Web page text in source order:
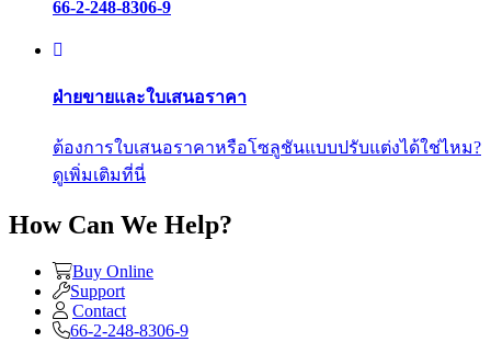
66-2-248-8306-9
ฝ่ายขายและใบเสนอราคา
ต้องการใบเสนอราคาหรือโซลูชันแบบปรับแต่งได้ใช่ไหม?
ดูเพิ่มเติมที่นี่
How Can We Help?
Buy Online
Support
Contact
66-2-248-8306-9